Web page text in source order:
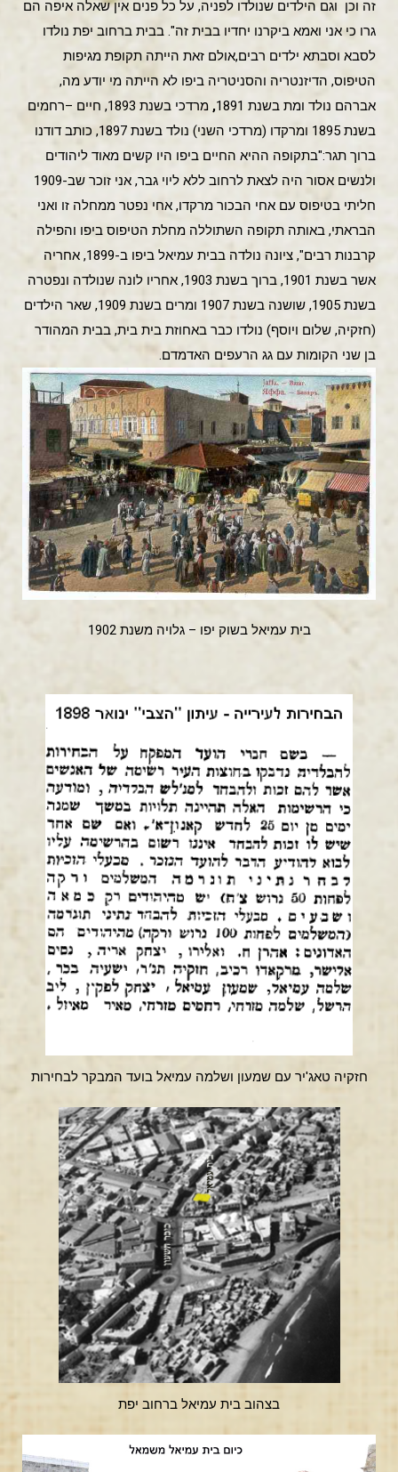
זה וכן וגם הילדים שנולדו לפניה, על כל פנים אין שאלה איפה הם
גרו כי אני ואמא ביקרנו יחדיו בבית זה". בבית ברחוב יפת נולדו
לסבא וסבתא ילדים רבים,אולם זאת הייתה תקופת מגיפות
הטיפוס, הדיזנטריה והסניטריה ביפו לא הייתה מי יודע מה,
אברהם נולד ומת בשנת 1891
,
מרדכי בשנת 1893, חיים –רחמים
בשנת 1895 ומרקדו (מרדכי השני) נולד בשנת 1897, כותב דודנו
ברוך תגר:"בתקופה ההיא החיים ביפו היו קשים מאוד ליהודים
ולנשים אסור היה לצאת לרחוב ללא ליוי גבר, אני זוכר שב-1909
חליתי בטיפוס עם אחי הבכור מרקדו, אחי נפטר ממחלה זו ואני
הבראתי, באותה תקופה השתוללה מחלת הטיפוס ביפו והפילה
קרבנות רבים", ציונה נולדה בבית עמיאל ביפו ב-1899, אחריה
אשר בשנת 1901, ברוך בשנת 1903, אחריו לונה שנולדה ונפטרה
בשנת 1905, שושנה בשנת 1907 ומרים בשנת 1909, שאר הילדים
(חזקיה, שלום ויוסף) נולדו כבר באחוזת בית בית, בבית המהודר
בן שני הקומות עם גג הרעפים האדמדם.
בית עמיאל בשוק יפו – גלויה משנת 1902
חזקיה טאג'יר עם שמעון ושלמה עמיאל בועד המבקר לבחירות
בצהוב בית עמיאל ברחוב יפת